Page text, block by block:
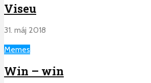
Viseu
31. máj 2018
Memes
Win – win